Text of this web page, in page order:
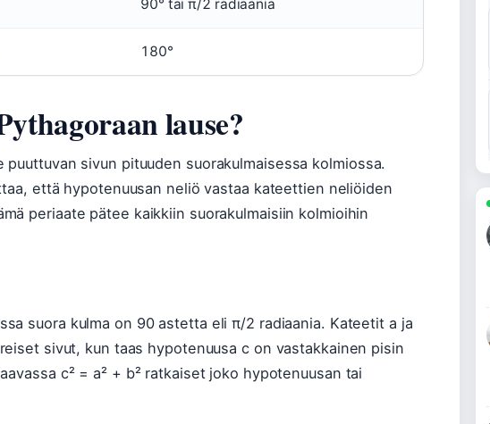
90° tai π/2 radiaania
180°
lause?
puuttuvan sivun pituuden suorakulmaisessa kolmiossa.
että hypotenuusan neliö vastaa kateettien neliöiden
periaate pätee kaikkiin suorakulmaisiin kolmioihin
suora kulma on 90 astetta eli π/2 radiaania. Kateetit a ja
sivut, kun taas hypotenuusa c on vastakkainen pisin
c² = a² + b² ratkaiset joko hypotenuusan tai